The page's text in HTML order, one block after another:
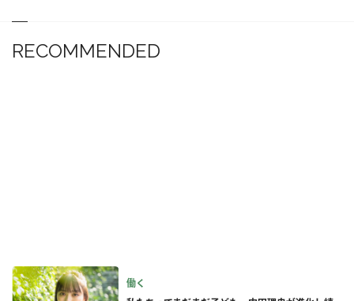
RECOMMENDED
働く